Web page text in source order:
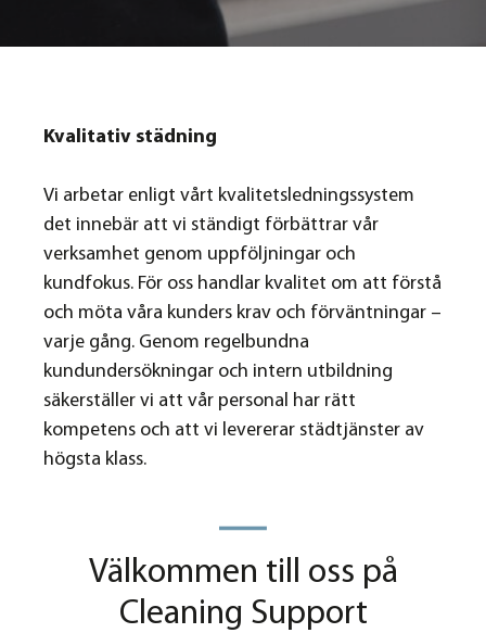
Kvalitativ städning
Vi arbetar enligt vårt kvalitetsledningssystem
det innebär att vi ständigt förbättrar vår
verksamhet genom uppföljningar och
kundfokus. För oss handlar kvalitet om att förstå
och möta våra kunders krav och förväntningar –
varje gång. Genom regelbundna
kundundersökningar och intern utbildning
säkerställer vi att vår personal har rätt
kompetens och att vi levererar städtjänster av
högsta klass.
Välkommen till oss på
Cleaning Support